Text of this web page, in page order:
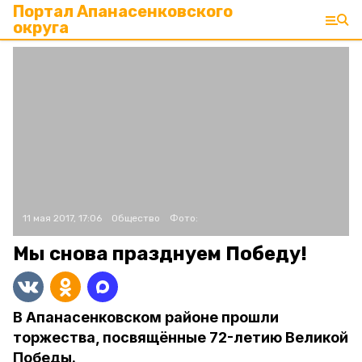
Портал Апанасенковского
округа
11 мая 2017, 17:06 Общество Фото:
Мы снова празднуем Победу!
В Апанасенковском районе прошли
торжества, посвящённые 72-летию Великой
Победы.